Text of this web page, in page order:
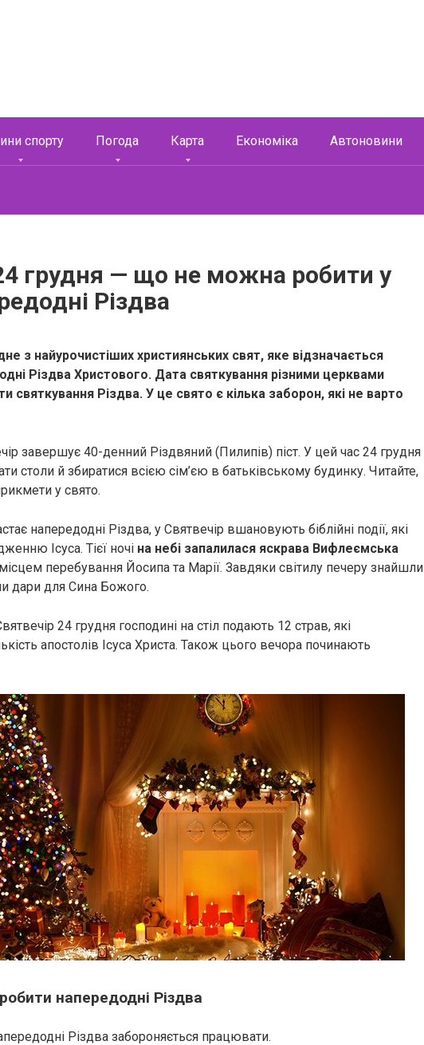
спорту Погода Карта Економіка Автоновини
грудня — що не можна робити у
Різдва
з найурочистіших християнських свят, яке відзначається
Різдва Христового. Дата святкування різними церквами
святкування Різдва. У це свято є кілька заборон, які не варто
завершує 40-денний Різдвяний (Пилипів) піст. У цей час 24 грудня
столи й збиратися всією сім’єю в батьківському будинку. Читайте,
у свято.
напередодні Різдва, у Святвечір вшановують біблійні події, які
Ісуса. Тієї ночі на небі запалилася яскрава Вифлеємська
перебування Йосипа та Марії. Завдяки світилу печеру знайшли
дари для Сина Божого.
24 грудня господині на стіл подають 12 страв, які
апостолів Ісуса Христа. Також цього вечора починають
напередодні Різдва
Різдва забороняється працювати.